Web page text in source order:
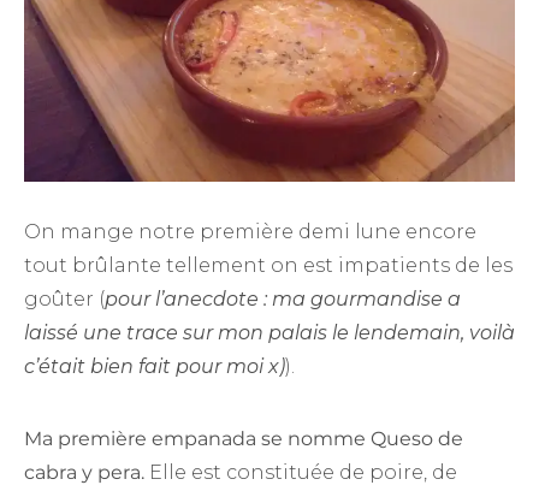
On mange notre première demi lune encore
tout brûlante tellement on est impatients de les
goûter (pour l’anecdote : ma gourmandise a
laissé une trace sur mon palais le lendemain, voilà
c’était bien fait pour moi x)).
Ma première empanada se nomme Queso de
cabra y pera. Elle est constituée de poire, de